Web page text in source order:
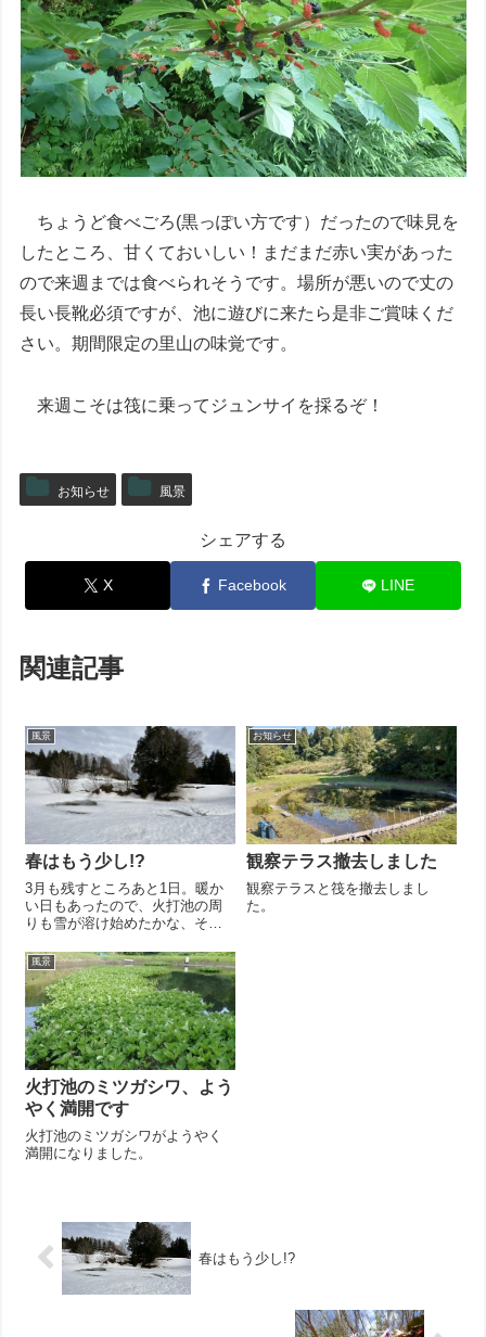
ちょうど食べごろ(黒っぽい方です）だったので味見を
したところ、甘くておいしい！まだまだ赤い実があった
ので来週までは食べられそうです。場所が悪いので丈の
長い長靴必須ですが、池に遊びに来たら是非ご賞味くだ
さい。期間限定の里山の味覚です。
来週こそは筏に乗ってジュンサイを採るぞ！
お知らせ 風景
シェアする
X Facebook LINE
関連記事
風景
春はもう少し!?
3月も残すところあと1日。暖か
い日もあったので、火打池の周
りも雪が溶け始めたかな、そろ
などと思っていたのですが、甘
かった。 春はまだもう少し先
のよう。長岡の市街地からはち
ょっと想像できませんでした。
そうはいっても...
お知らせ
観察テラス撤去しました
観察テラスと筏を撤去しまし
た。
風景
火打池のミツガシワ、よう
やく満開です
火打池のミツガシワがようやく
満開になりました。
春はもう少し!?